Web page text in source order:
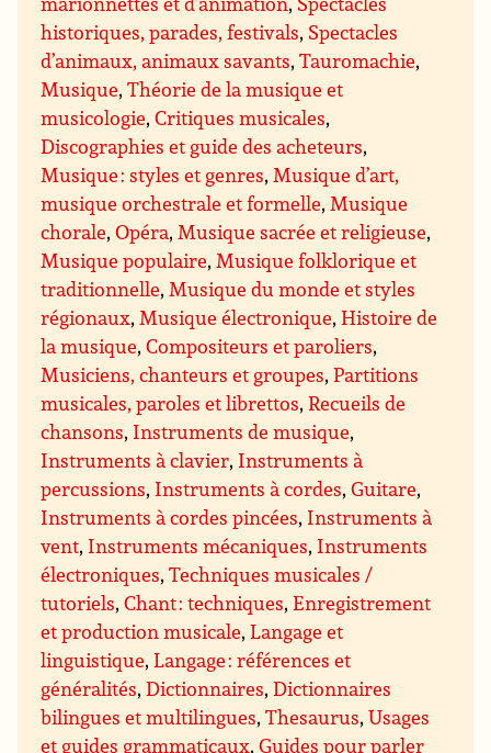
historiques, parades, festivals, Spectacles
d’animaux, animaux savants,Tauromachie,
Musique,Théorie de la musique et
musicologie,Critiques musicales,
Discographies et guide des acheteurs,
Musique : styles et genres,Musique d’art,
musique orchestrale et formelle,Musique
chorale,Opéra,Musique sacrée et religieuse,
Musique populaire,Musique folklorique et
traditionnelle,Musique du monde et styles
régionaux,Musique électronique,Histoire de
la musique,Compositeurs et paroliers,
Musiciens, chanteurs et groupes,Partitions
musicales, paroles et librettos,Recueils de
chansons, Instruments de musique,
Instruments à clavier, Instruments à
percussions, Instruments à cordes,Guitare,
Instruments à cordes pincées, Instruments à
vent, Instruments mécaniques, Instruments
électroniques,Techniques musicales /
tutoriels,Chant : techniques,Enregistrement
et production musicale,Langage et
linguistique,Langage : références et
généralités,Dictionnaires,Dictionnaires
bilingues et multilingues,Thesaurus,Usages
et guides grammaticaux,Guides pour parler